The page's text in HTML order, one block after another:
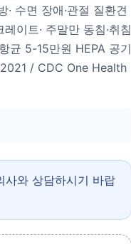
수면 장애·관절 질환견
이트· 주말만 동침·취침
균 5-15만원 HEPA 공기
/ CDC One Health
사와 상담하시기 바랍